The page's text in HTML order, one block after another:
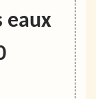
eaux